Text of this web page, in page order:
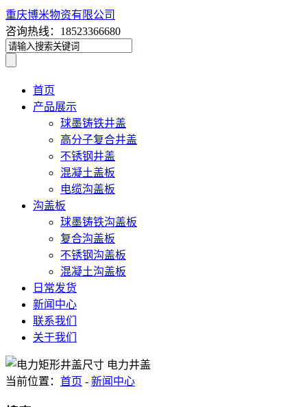
重庆博米物资有限公司
咨询热线：18523366680
首页
产品展示
球墨铸铁井盖
高分子复合井盖
不锈钢井盖
混凝土盖板
电缆沟盖板
沟盖板
球墨铸铁沟盖板
复合沟盖板
不锈钢沟盖板
混凝土沟盖板
日常发货
新闻中心
联系我们
关于我们
当前位置： 首页 - 新闻中心